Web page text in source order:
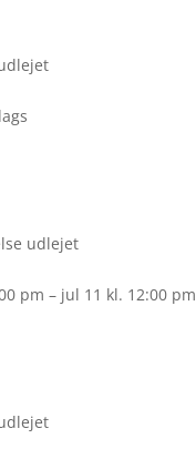
udlejet
pm – jul 11 kl. 12:00 pm